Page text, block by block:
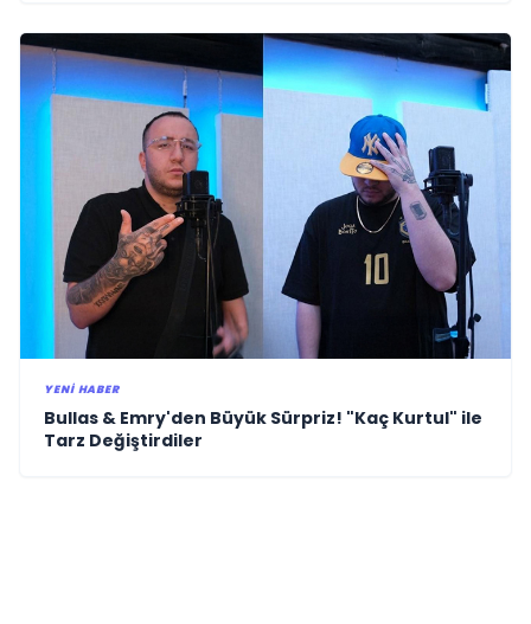
YENI HABER
Bullas & Emry'den Büyük Sürpriz! "Kaç Kurtul" ile
Tarz Değiştirdiler